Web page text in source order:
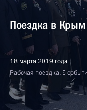
Поездка в Крым
18 марта 2019 года
Рабочая поездка, 5